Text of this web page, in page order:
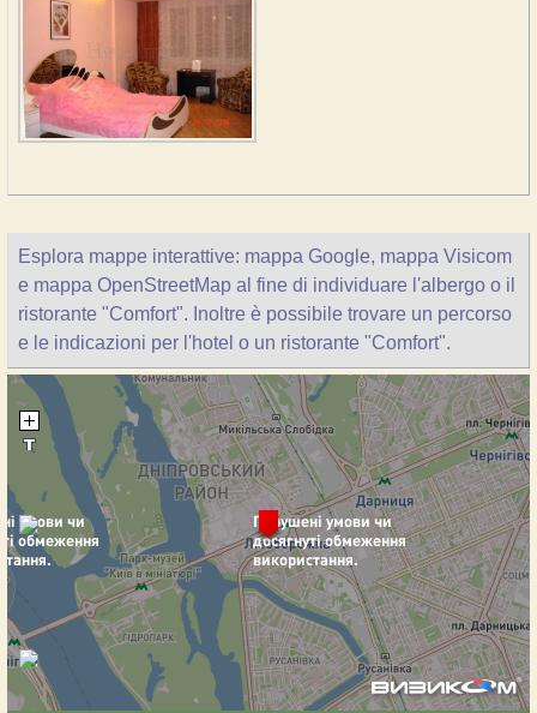
Esplora mappe interattive: mappa Google, mappa Visicom
e mappa OpenStreetMap al fine di individuare l'albergo o il
ristorante "Comfort". Inoltre è possibile trovare un percorso
e le indicazioni per l'hotel o un ristorante "Comfort".